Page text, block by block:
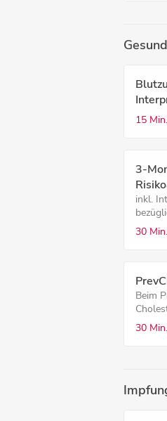
15 Min.
3-
inkl.
30 Min.
Beim
30 Min.